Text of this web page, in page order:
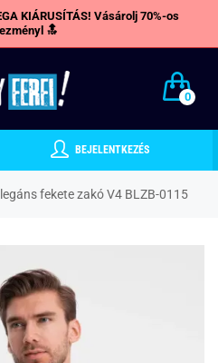
KIÁRUSÍTÁS! Vásárolj 70%-os
🔝
0
BEJELENTKEZÉS
fekete zakó V4 BLZB-0115